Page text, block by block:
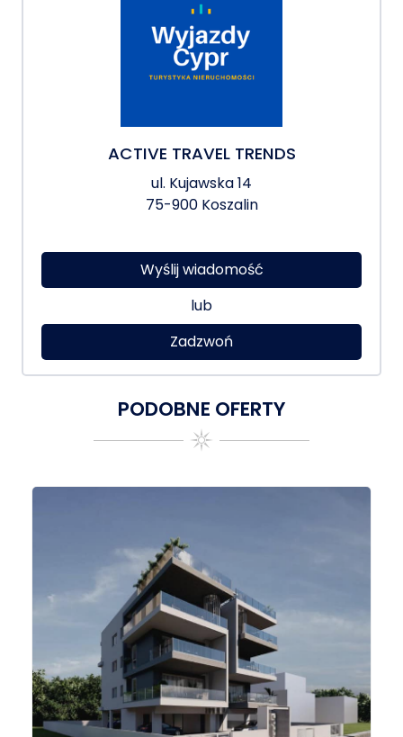
ACTIVE TRAVEL TRENDS
ul. Kujawska 14
75-900 Koszalin
Wyślij wiadomość
lub
Zadzwoń
PODOBNE OFERTY